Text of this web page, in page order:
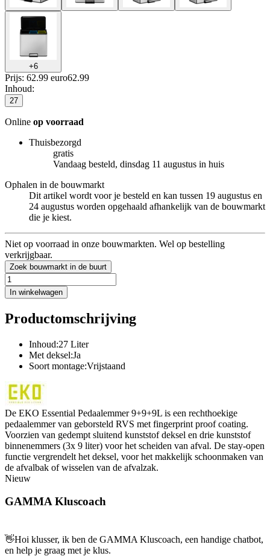
+6
Prijs: 62.99 euro62.99
Inhoud:
27
Online op voorraad
Thuisbezorgd
gratis
Vandaag besteld, dinsdag 11 augustus in huis
Ophalen in de bouwmarkt
Dit artikel wordt voor je besteld en kan tussen 19 augustus en
24 augustus worden opgehaald afhankelijk van de bouwmarkt
die je kiest.
Niet op voorraad in onze bouwmarkten. Wel op bestelling
verkrijgbaar.
Zoek bouwmarkt in de buurt
In winkelwagen
Productomschrijving
Inhoud:27 Liter
Met deksel:Ja
Soort montage:Vrijstaand
De EKO Essential Pedaalemmer 9+9+9L is een rechthoekige
pedaalemmer van geborsteld RVS met fingerprint proof coating.
Voorzien van gedempt sluitend kunststof deksel en drie kunststof
binnenemmers (3x 9 liter) voor het scheiden van afval. De stay-open
functie vergrendelt het deksel, voor het makkelijk schoonmaken van
de afvalbak of wisselen van de afvalzak.
Nieuw
GAMMA Kluscoach
👋Hoi klusser, ik ben de GAMMA Kluscoach, een handige chatbot,
en help je graag met je klus.